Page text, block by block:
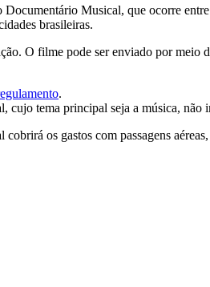
Musical, que ocorre
brasileiras.
O filme pode ser enviado por
.
tema principal seja a música, não
os gastos com passagens